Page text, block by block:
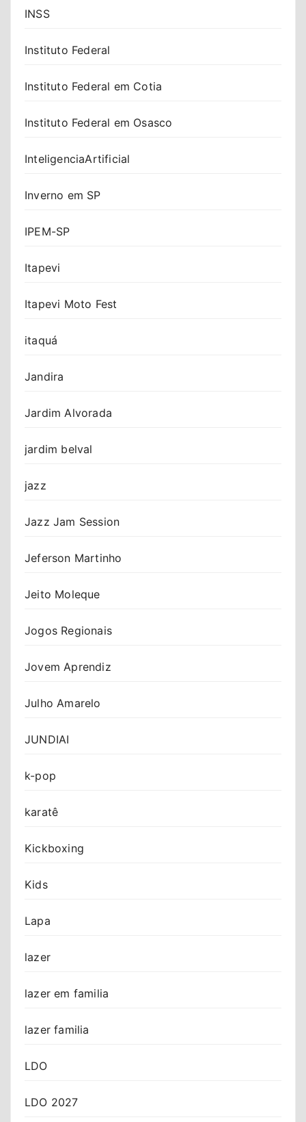
INSS
Instituto Federal
Instituto Federal em Cotia
Instituto Federal em Osasco
InteligenciaArtificial
Inverno em SP
IPEM-SP
Itapevi
Itapevi Moto Fest
itaquá
Jandira
Jardim Alvorada
jardim belval
jazz
Jazz Jam Session
Jeferson Martinho
Jeito Moleque
Jogos Regionais
Jovem Aprendiz
Julho Amarelo
JUNDIAI
k-pop
karatê
Kickboxing
Kids
Lapa
lazer
lazer em familia
lazer familia
LDO
LDO 2027